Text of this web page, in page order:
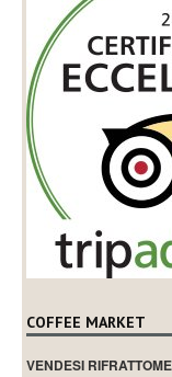
COFFEE MARKET
VENDESI